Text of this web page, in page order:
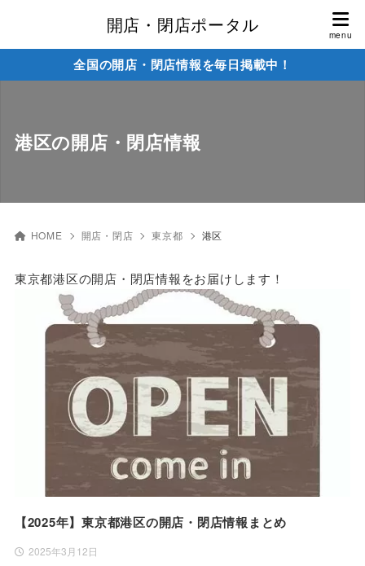
開店・閉店ポータル
全国の開店・閉店情報を毎日掲載中！
港区の開店・閉店情報
HOME 開店・閉店 東京都 港区
東京都港区の開店・閉店情報をお届けします！
【2025年】東京都港区の開店・閉店情報まとめ
2025年3月12日